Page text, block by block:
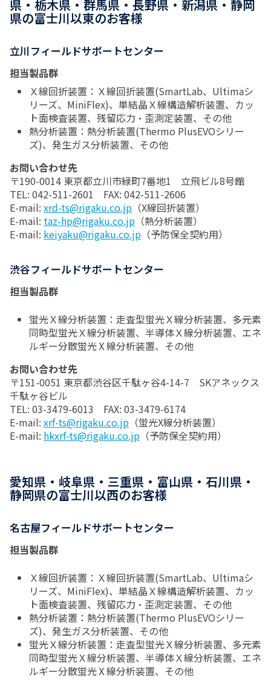
県・栃木県・群馬県・長野県・新潟県・静岡
県の富士川以東のお客様
立川フィールドサポートセンター
担当製品群
Ｘ線回折装置：Ｘ線回折装置(SmartLab、Ultimaシ
リーズ、MiniFlex)、単結晶Ｘ線構造解析装置、カッ
ト面検査装置、残留応力・歪測定装置、その他
熱分析装置：熱分析装置(Thermo PlusEVOシリー
ズ)、発生ガス分析装置、その他
お問い合わせ先
〒190-0014 東京都立川市緑町7番地1 立飛ビル8号館
TEL: 042-511-2601 FAX: 042-511-2606
E-mail: xrd-ts@rigaku.co.jp （X線回折装置）
E-mail: taz-hp@rigaku.co.jp （熱分析装置）
E-mail: keiyaku@rigaku.co.jp （予防保全契約用）
渋谷フィールドサポートセンター
担当製品群
蛍光Ｘ線分析装置：走査型蛍光Ｘ線分析装置、多元素
同時型蛍光Ｘ線分析装置、半導体Ｘ線分析装置、エネ
ルギー分散蛍光Ⅹ線分析装置、その他
お問い合わせ先
〒151-0051 東京都渋谷区千駄ヶ谷4-14-7 SKアネックス
千駄ヶ谷ビル
TEL: 03-3479-6013 FAX: 03-3479-6174
E-mail: xrf-ts@rigaku.co.jp （蛍光X線分析装置）
E-mail: hkxrf-ts@rigaku.co.jp （予防保全契約用）
愛知県・岐阜県・三重県・富山県・石川県・
静岡県の富士川以西のお客様
名古屋フィールドサポートセンター
担当製品群
Ｘ線回折装置：Ｘ線回折装置(SmartLab、Ultimaシ
リーズ、MiniFlex)、単結晶Ｘ線構造解析装置、カッ
ト面検査装置、残留応力・歪測定装置、その他
熱分析装置：熱分析装置(Thermo PlusEVOシリー
ズ)、発生ガス分析装置、その他
蛍光Ｘ線分析装置：走査型蛍光Ｘ線分析装置、多元素
同時型蛍光Ｘ線分析装置、半導体Ｘ線分析装置、エネ
ルギー分散蛍光Ⅹ線分析装置、その他